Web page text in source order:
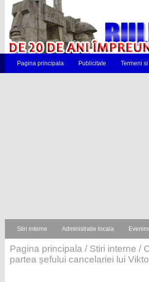
Pagina principala Publicitate Termeni
Stiri interne Administratie locala
Pagina principala / Stiri interne /
partea șefului cancelariei lui